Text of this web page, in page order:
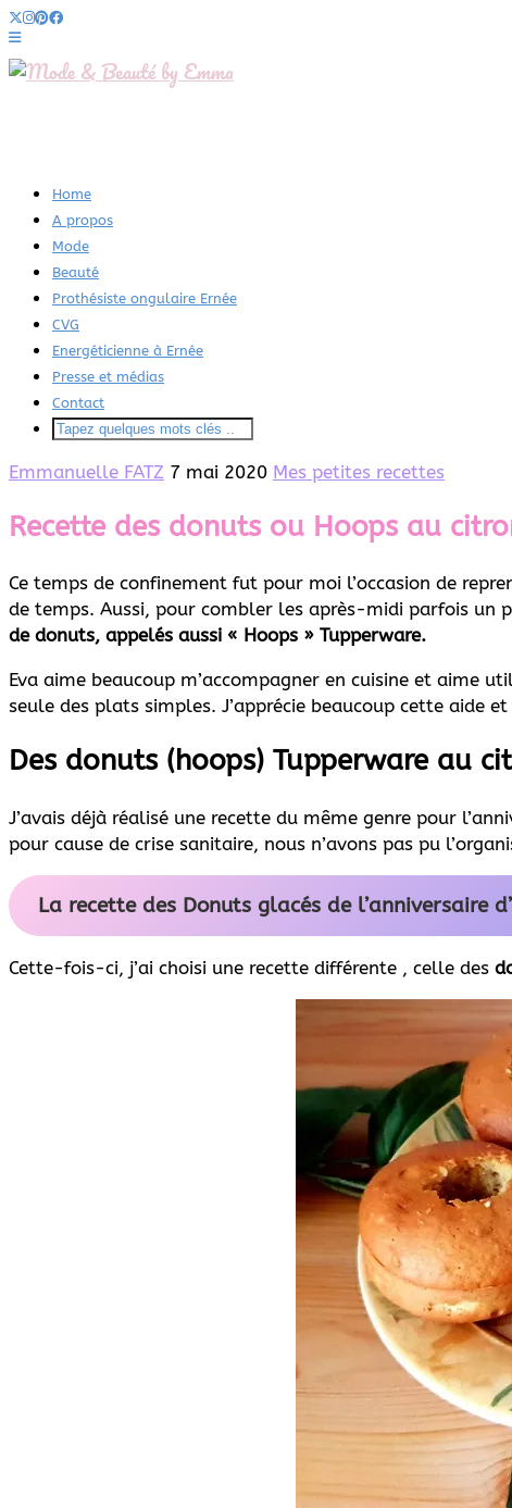
Home
A propos
Mode
Beauté
Prothésiste ongulaire Ernée
CVG
Energéticienne à Ernée
Presse et médias
Contact
Emmanuelle FATZ 7 mai 2020 Mes petites recettes
Recette des donuts ou Hoops au
Ce temps de confinement fut pour moi l’occasion de
de temps. Aussi, pour combler les après-midi parfois un
de donuts, appelés aussi « Hoops » Tupperware.
Eva aime beaucoup m’accompagner en cuisine et aime
seule des plats simples. J’apprécie beaucoup cette aide
Des donuts (hoops) Tupperware au
J’avais déjà réalisé une recette du même genre pour
pour cause de crise sanitaire, nous n’avons pas pu
La recette des Donuts glacés de l’anniversaire
Cette-fois-ci, j’ai choisi une recette différente , celle des